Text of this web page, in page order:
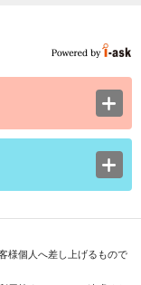
様個人へ差し上げるもので